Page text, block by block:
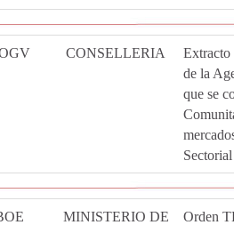
CONSELLERIA
Extracto
de la
que se
MINISTERIO DE
Orden